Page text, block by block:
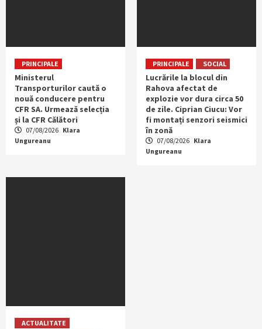
PRINCIPALE
Ministerul
Transporturilor caută o
nouă conducere pentru
CFR SA. Urmează selecția
și la CFR Călători
07/08/2026 Klara
Ungureanu
PRINCIPALE SOCIAL
Lucrările la blocul din
Rahova afectat de
explozie vor dura circa 50
de zile. Ciprian Ciucu: Vor
fi montați senzori seismici
în zonă
07/08/2026 Klara
Ungureanu
ACTUALITATE